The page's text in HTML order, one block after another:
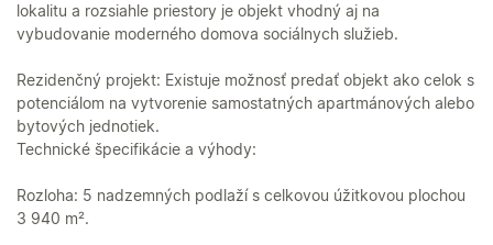
lokalitu a rozsiahle priestory je objekt vhodný aj na
vybudovanie moderného domova sociálnych služieb.
Rezidenčný projekt: Existuje možnosť predať objekt ako celok s
potenciálom na vytvorenie samostatných apartmánových alebo
bytových jednotiek.
Technické špecifikácie a výhody:
Rozloha: 5 nadzemných podlaží s celkovou úžitkovou plochou
3 940 m².